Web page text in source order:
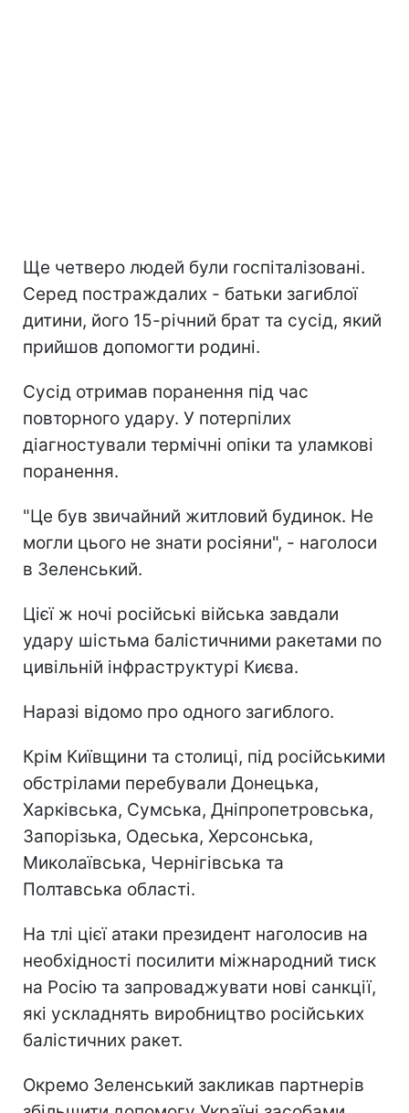
Ще четверо людей були госпіталізовані.
Серед постраждалих - батьки загиблої
дитини, його 15-річний брат та сусід, який
прийшов допомогти родині.
Сусід отримав поранення під час
повторного удару. У потерпілих
діагностували термічні опіки та уламкові
поранення.
"Це був звичайний житловий будинок. Не
могли цього не знати росіяни", - наголоси
в Зеленський.
Цієї ж ночі російські війська завдали
удару шістьма балістичними ракетами по
цивільній інфраструктурі Києва.
Наразі відомо про одного загиблого.
Крім Київщини та столиці, під російськими
обстрілами перебували Донецька,
Харківська, Сумська, Дніпропетровська,
Запорізька, Одеська, Херсонська,
Миколаївська, Чернігівська та
Полтавська області.
На тлі цієї атаки президент наголосив на
необхідності посилити міжнародний тиск
на Росію та запроваджувати нові санкції,
які ускладнять виробництво російських
балістичних ракет.
Окремо Зеленський закликав партнерів